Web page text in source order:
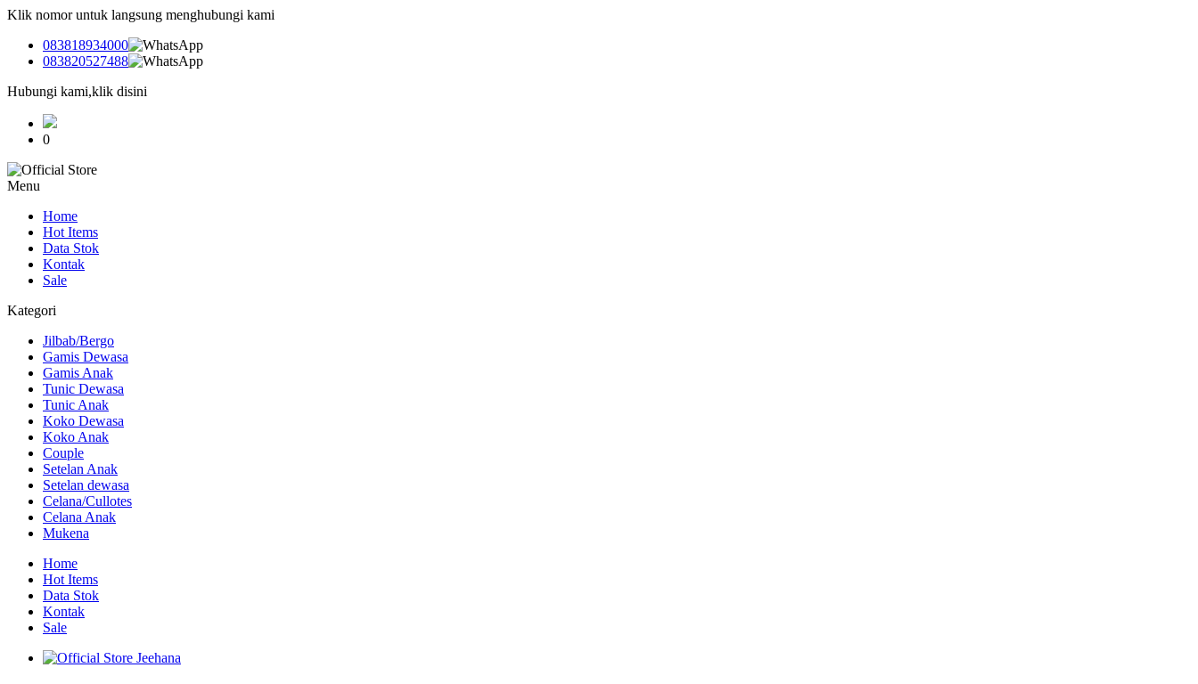
Klik nomor untuk langsung menghubungi kami
083818934000
083820527488
Hubungi kami,klik disini
0
Menu
Home
Hot Items
Data Stok
Kontak
Sale
Kategori
Jilbab/Bergo
Gamis Dewasa
Gamis Anak
Tunic Dewasa
Tunic Anak
Koko Dewasa
Koko Anak
Couple
Setelan Anak
Setelan dewasa
Celana/Cullotes
Celana Anak
Mukena
Home
Hot Items
Data Stok
Kontak
Sale